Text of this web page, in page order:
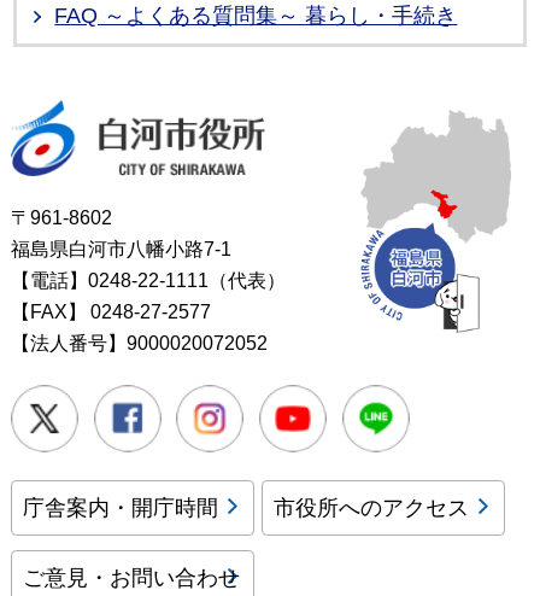
FAQ ～よくある質問集～ 暮らし・手続き
〒961-8602
福島県白河市八幡小路7-1
【電話】0248-22-1111（代表）
【FAX】
0248-27-2577
【法人番号】9000020072052
Twitter FacebookInstagramYoutube
庁舎案内・開庁時間 市役所へのアクセス
ご意見・お問い合わせ